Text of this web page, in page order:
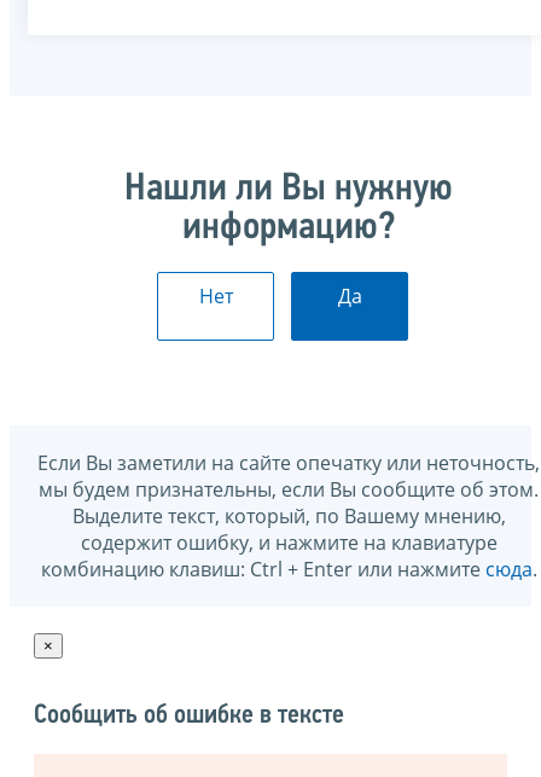
Нашли ли Вы нужную
информацию?
Нет Да
Если Вы заметили на сайте опечатку или неточность,
мы будем признательны, если Вы сообщите об этом.
Выделите текст, который, по Вашему мнению,
содержит ошибку, и нажмите на клавиатуре
комбинацию клавиш: Ctrl + Enter или нажмите сюда.
×
Сообщить об ошибке в тексте